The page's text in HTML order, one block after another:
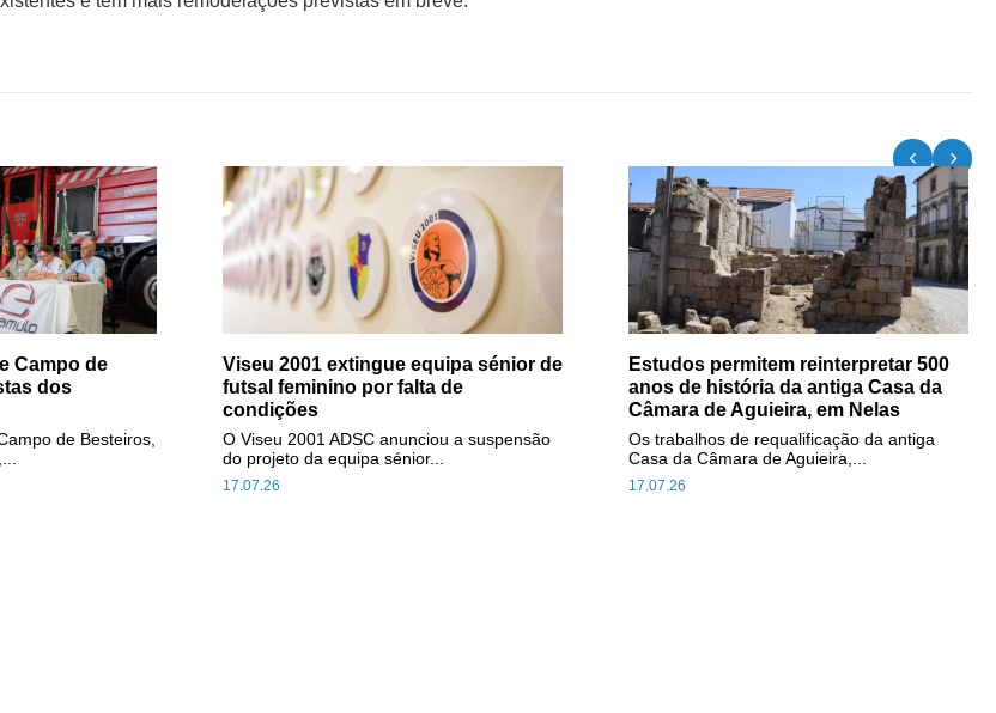
Campo de
dos
de Besteiros,
Viseu 2001 extingue equipa sénior de
futsal feminino por falta de
condições
17.07.26
O Viseu 2001 ADSC anunciou a suspensão
do projeto da equipa sénior...
Estudos permitem reinterpretar 500
anos de história da antiga Casa da
Câmara de Aguieira, em Nelas
17.07.26
Os trabalhos de requalificação da antiga
Casa da Câmara de Aguieira,...